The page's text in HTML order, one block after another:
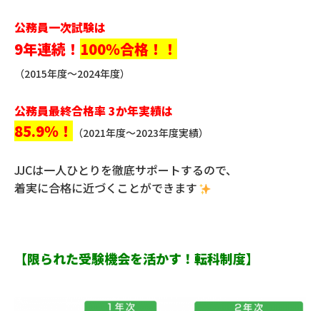
公務員一次試験は
9年連続！ 100％合格！！
（2015年度～2024年度）
公務員最終合格率 3か年実績は
85.9％！ （2021年度～2023年度実績）
JJCは一人ひとりを徹底サポートするので、
着実に合格に近づくことができます
【限られた受験機会を活かす！転科制度】